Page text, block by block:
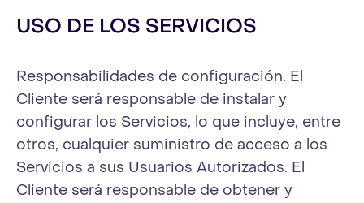
USO DE LOS SERVICIOS
Responsabilidades de configuración. El
Cliente será responsable de instalar y
configurar los Servicios, lo que incluye, entre
otros, cualquier suministro de acceso a los
Servicios a sus Usuarios Autorizados. El
Cliente será responsable de obtener y